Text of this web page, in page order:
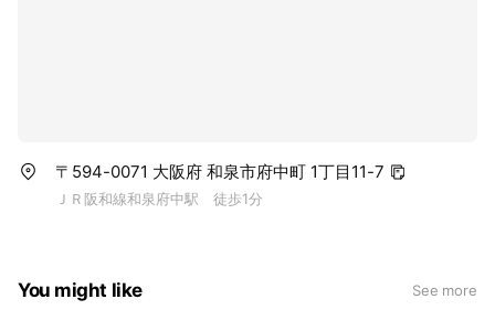
〒594-0071 大阪府 和泉市府中町 1丁目11-7
ＪＲ阪和線和泉府中駅 徒歩1分
You might like See more